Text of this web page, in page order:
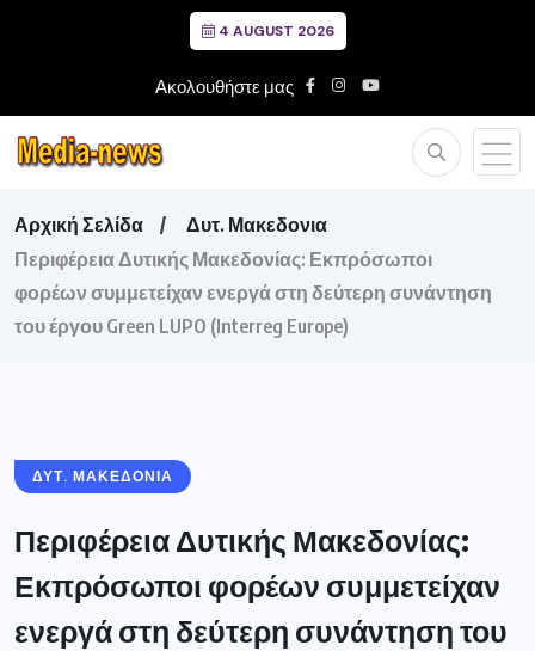
4 AUGUST 2026
Ακολουθήστε μας
Αρχική Σελίδα
Δυτ. Μακεδονια
Περιφέρεια Δυτικής Μακεδονίας: Εκπρόσωποι
φορέων συμμετείχαν ενεργά στη δεύτερη συνάντηση
του έργου Green LUPO (Interreg Europe)
ΔΥΤ. ΜΑΚΕΔΟΝΙΑ
Περιφέρεια Δυτικής Μακεδονίας:
Εκπρόσωποι φορέων συμμετείχαν
ενεργά στη δεύτερη συνάντηση του